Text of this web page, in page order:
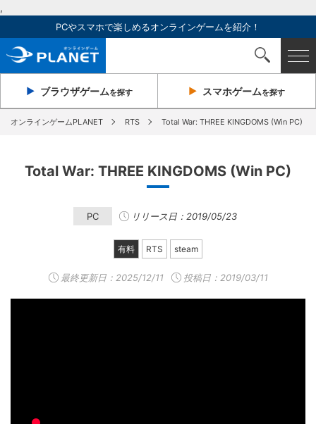
,
PCやスマホで楽しめるオンラインゲームを紹介！
ブラウザゲームを探す スマホゲームを探す
オンラインゲームPLANET RTS Total War: THREE KINGDOMS (Win PC)
Total War: THREE KINGDOMS (Win PC)
PC リリース日：2019/05/23
有料 RTS steam
最終更新日： 2025/12/11 投稿日：2019/03/11